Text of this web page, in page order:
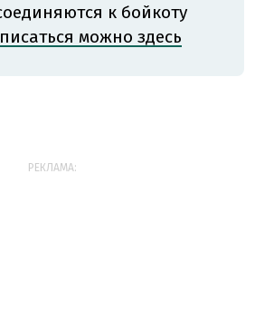
к бойкоту
можно здесь
РЕКЛАМА: